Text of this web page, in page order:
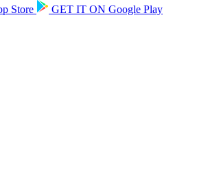
Store GET IT ON Google Play